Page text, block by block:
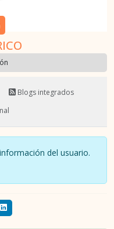
Blogs integrados
del usuario.